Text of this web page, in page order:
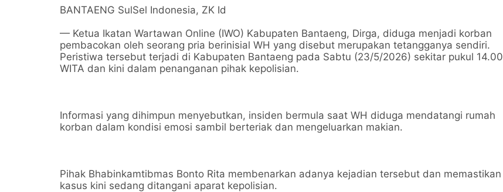
BANTAENG SulSel Indonesia, ZK Id
— Ketua Ikatan Wartawan Online (IWO) Kabupaten Bantaeng, Dirga, diduga menjadi korban
pembacokan oleh seorang pria berinisial WH yang disebut merupakan tetangganya sendiri.
Peristiwa tersebut terjadi di Kabupaten Bantaeng pada Sabtu (23/5/2026) sekitar pukul 14.00
WITA dan kini dalam penanganan pihak kepolisian.
Informasi yang dihimpun menyebutkan, insiden bermula saat WH diduga mendatangi rumah
korban dalam kondisi emosi sambil berteriak dan mengeluarkan makian.
Pihak Bhabinkamtibmas Bonto Rita membenarkan adanya kejadian tersebut dan memastikan
kasus kini sedang ditangani aparat kepolisian.